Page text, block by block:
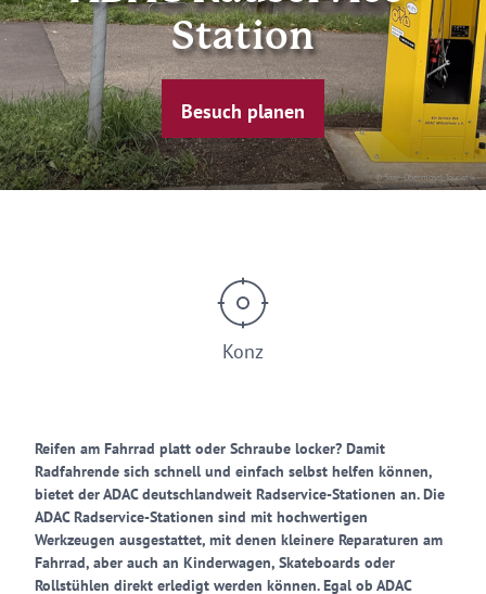
© Saar-Obermosel-Touristik
Station
Besuch planen
Konz
Reifen am Fahrrad platt oder Schraube locker? Damit
Radfahrende sich schnell und einfach selbst helfen können,
bietet der ADAC deutschlandweit Radservice-Stationen an. Die
ADAC Radservice-Stationen sind mit hochwertigen
Werkzeugen ausgestattet, mit denen kleinere Reparaturen am
Fahrrad, aber auch an Kinderwagen, Skateboards oder
Rollstühlen direkt erledigt werden können. Egal ob ADAC